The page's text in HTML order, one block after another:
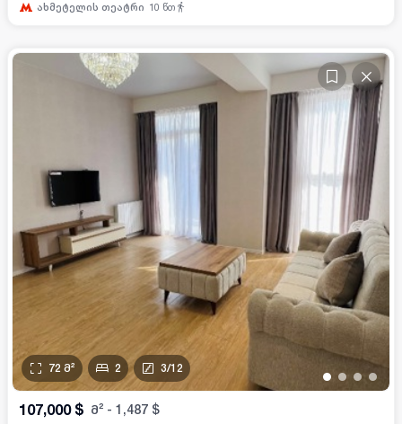
ახმეტელის თეატრი 10 წთ
• • • •
72 მ² 2 3/12
107,000 $ მ² - 1,487 $